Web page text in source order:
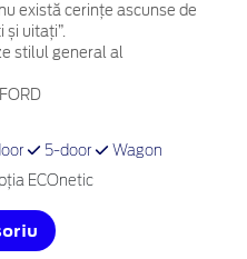
există cerințe ascunse de
uitați”.
stilul general al
5-door Wagon
ECOnetic